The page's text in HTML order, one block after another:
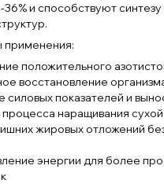
36% и способствуют
применения:
положительного
восстановление
показателей и
наращивания
жировых отложений
энергии для более